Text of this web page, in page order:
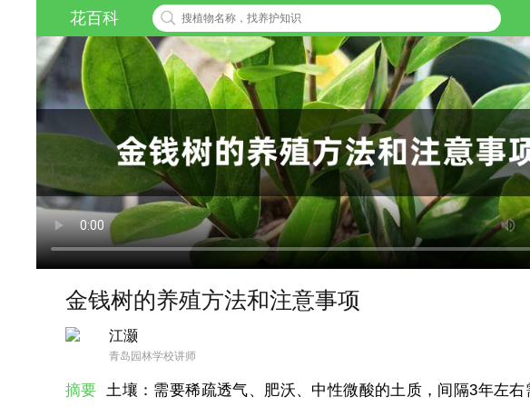
花百科
金钱树的养殖方法和注意事项
江灏
青岛园林学校讲师
摘要 土壤：需要稀疏透气、肥沃、中性微酸的土质，间隔3年左右